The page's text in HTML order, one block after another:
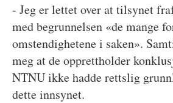
- Jeg er lettet over at tilsynet
med begrunnelsen «de mange
omstendighetene i saken».
meg at de opprettholder
NTNU ikke hadde rettslig
dette innsynet.